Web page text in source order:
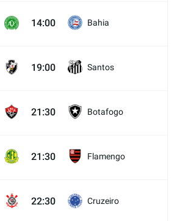
14:00 Bahia
19:00 Santos
21:30 Botafogo
21:30 Flamengo
22:30 Cruzeiro